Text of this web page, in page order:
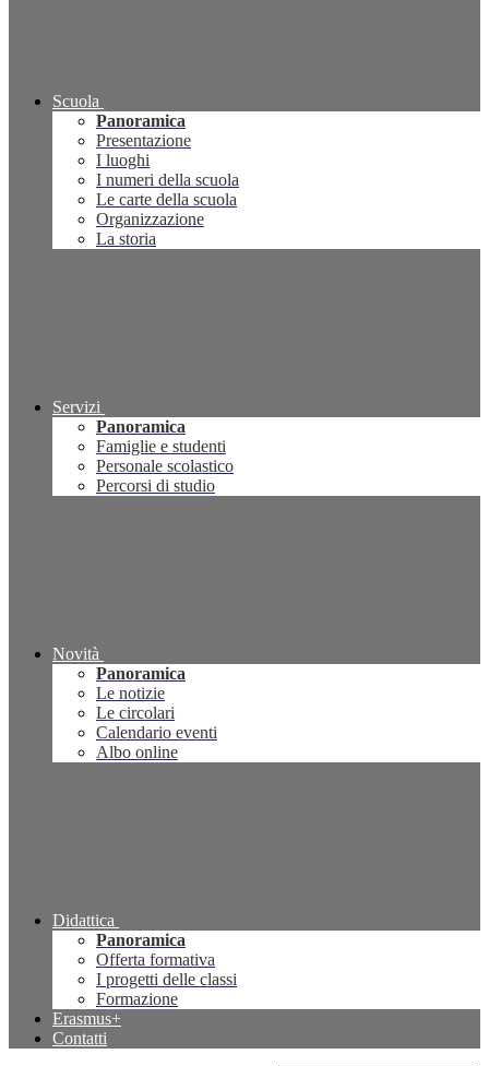
Scuola
Panoramica
Presentazione
I luoghi
I numeri della scuola
Le carte della scuola
Organizzazione
La storia
Servizi
Panoramica
Famiglie e studenti
Personale scolastico
Percorsi di studio
Novità
Panoramica
Le notizie
Le circolari
Calendario eventi
Albo online
Didattica
Panoramica
Offerta formativa
I progetti delle classi
Formazione
Erasmus+
Contatti